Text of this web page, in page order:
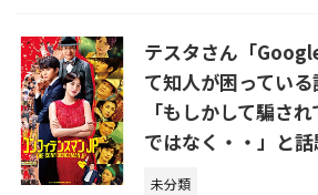
テスタさん「
て知人が困ってい
「もしかして騙さ
ではなく・・」と
未分類